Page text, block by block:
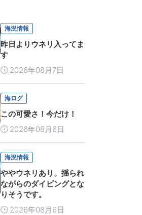
海況情報
昨日よりウネリ入ってま
す
2026年08月7日
海ログ
この可愛さ！今だけ！
2026年08月6日
海況情報
ややウネリあり。揺られ
ながらのダイビングとな
りそうです。
2026年08月6日